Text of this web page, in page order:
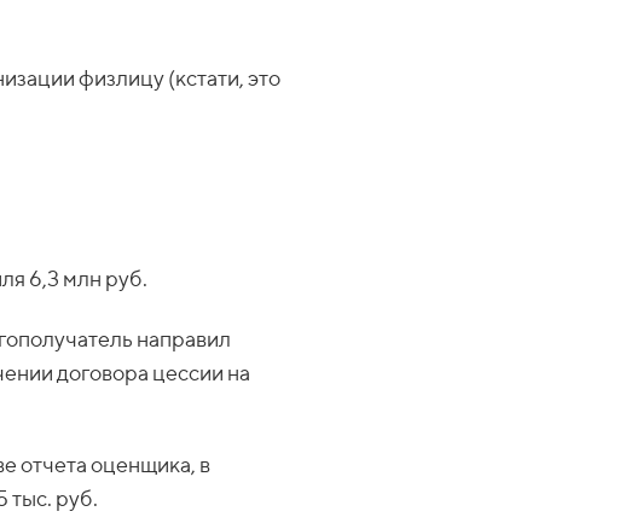
физлицу (кстати, это
6,3 млн руб.
направил
договора цессии на
отчета оценщика, в
тыс. руб.